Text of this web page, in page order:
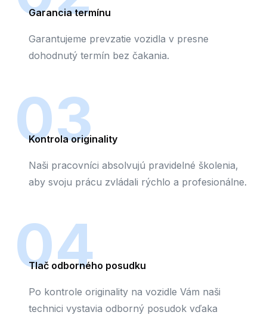
Garancia termínu
Garantujeme prevzatie vozidla v presne
dohodnutý termín bez čakania.
03
Kontrola originality
Naši pracovníci absolvujú pravidelné školenia,
aby svoju prácu zvládali rýchlo a profesionálne.
04
Tlač odborného posudku
Po kontrole originality na vozidle Vám naši
technici vystavia odborný posudok vďaka